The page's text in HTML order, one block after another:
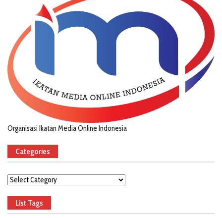
Organisasi Ikatan Media Online Indonesia
Categories
Categories
List Tags